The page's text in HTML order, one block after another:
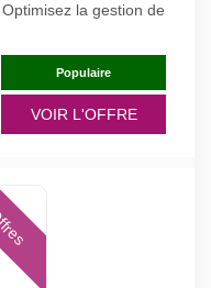
la gestion de
Populaire
VOIR L'OFFRE